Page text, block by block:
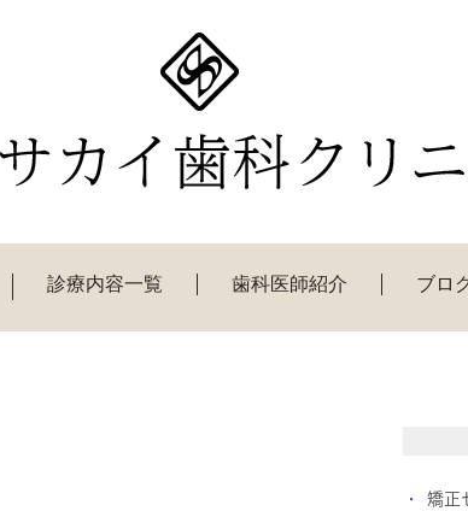
診療内容一覧 歯科医師紹介 ブロ
矯正